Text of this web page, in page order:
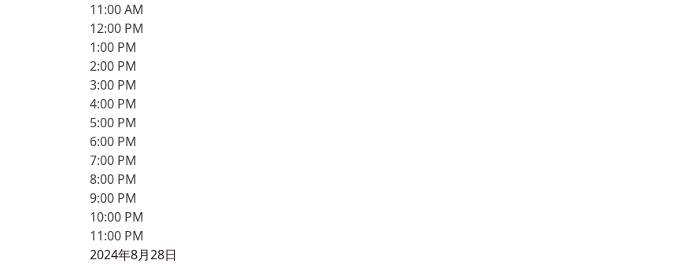
11:00 AM
12:00 PM
1:00 PM
2:00 PM
3:00 PM
4:00 PM
5:00 PM
6:00 PM
7:00 PM
8:00 PM
9:00 PM
10:00 PM
11:00 PM
2024年8月28日